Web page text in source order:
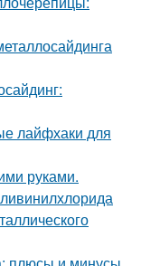
лайфхаки для
руками.